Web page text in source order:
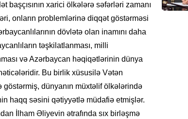
başçısının xarici ölkələrə səfərləri zamanı
onların problemlərinə diqqət göstərməsi
dövlətə olan inamını daha
təşkilatlanması, milli
və Azərbaycan həqiqətlərinin dünya
Bu birlik xüsusilə Vətən
dünyanın müxtəlif ölkələrində
haqq səsini qətiyyətlə müdafiə etmişlər.
İlham Əliyevin ətrafında sıx birləşmə
DÜNYA